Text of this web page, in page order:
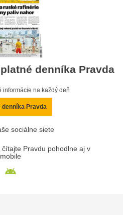
denníka Pravda
informácie na každý deň
denníka Pravda
sociálne siete
Pravdu pohodlne aj v
mobile